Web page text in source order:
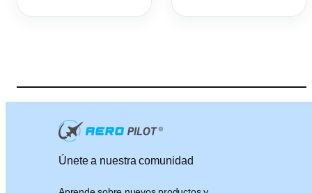
Únete a nuestra comunidad